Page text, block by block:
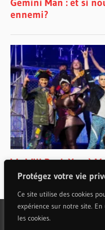
Protégez votre vie
Ce site utilise des cookies
expérience sur notre site.
les cookies.